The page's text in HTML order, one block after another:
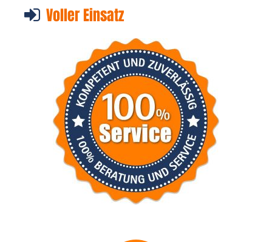
Voller Einsatz